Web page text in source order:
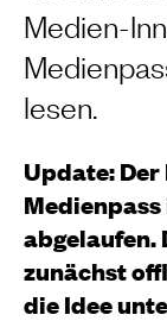
Medien-
lesen.
Update:
Medienpass
abgelaufen.
zunächst
die Idee